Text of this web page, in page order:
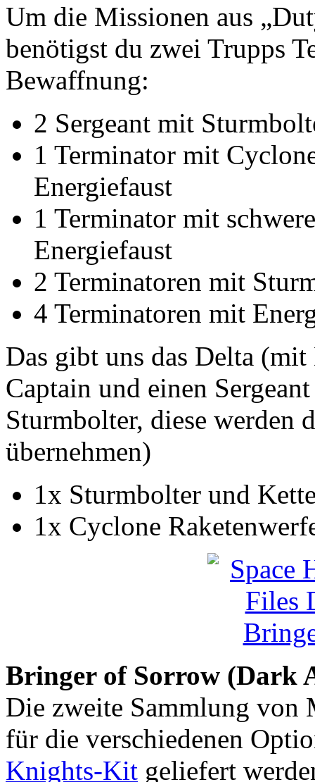
Um die Missionen aus
benötigst du zwei Trupps
Bewaffnung:
2 Sergeant mit
1 Terminator mit
Energiefaust
1 Terminator mit
Energiefaust
2 Terminatoren mit
4 Terminatoren mit
Das gibt uns das Delta
Captain und einen
Sturmbolter, diese werden
übernehmen)
1x Sturmbolter und
1x Cyclone
Bringer of Sorrow (Dark
Die zweite Sammlung von
für die verschiedenen
Knights-Kit geliefert